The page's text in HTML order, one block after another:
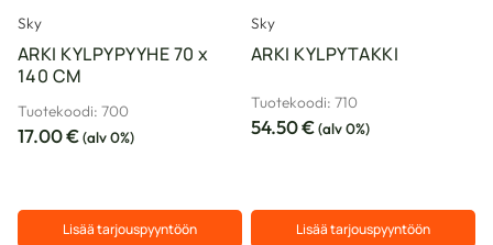
Sky
ARKI KYLPYPYYHE 70 x
140 CM
Tuotekoodi: 700
17.00€(alv 0%)
Lisää tarjouspyyntöön
Sky
ARKI KYLPYTAKKI
Tuotekoodi: 710
54.50€(alv 0%)
Lisää tarjouspyyntöön